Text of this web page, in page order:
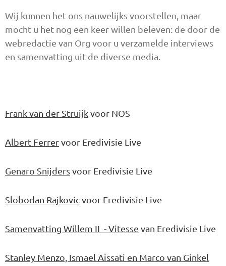
Wij kunnen het ons nauwelijks voorstellen, maar
mocht u het nog een keer willen beleven: de door de
webredactie van Org voor u verzamelde interviews
en samenvatting uit de diverse media.
Frank van der Struijkvoor NOS
Albert Ferrervoor Eredivisie Live
Genaro Snijdersvoor Eredivisie Live
Slobodan Rajkovicvoor Eredivisie Live
Samenvatting Willem II - Vitesse van Eredivisie Live
Stanley Menzo, Ismael Aissati en Marco van Ginkel